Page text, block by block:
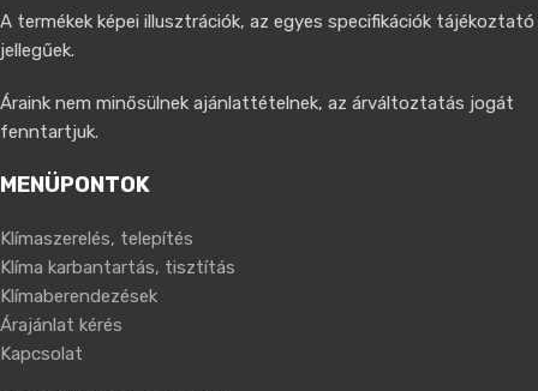
A termékek képei illusztrációk, az egyes specifikációk tájékoztató
jellegűek.
Áraink nem minősülnek ajánlattételnek, az árváltoztatás jogát
fenntartjuk.
MENÜPONTOK
Klímaszerelés, telepítés
Klíma karbantartás, tisztítás
Klímaberendezések
Árajánlat kérés
Kapcsolat